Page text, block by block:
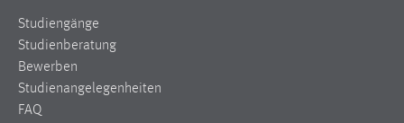
Studiengänge
Studienberatung
Bewerben
Studienangelegenheiten
FAQ